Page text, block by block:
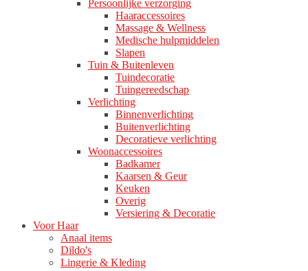
Persoonlijke verzorging
Haaraccessoires
Massage & Wellness
Medische hulpmiddelen
Slapen
Tuin & Buitenleven
Tuindecoratie
Tuingereedschap
Verlichting
Binnenverlichting
Buitenverlichting
Decoratieve verlichting
Woonaccessoires
Badkamer
Kaarsen & Geur
Keuken
Overig
Versiering & Decoratie
Voor Haar
Anaal items
Dildo's
Lingerie & Kleding